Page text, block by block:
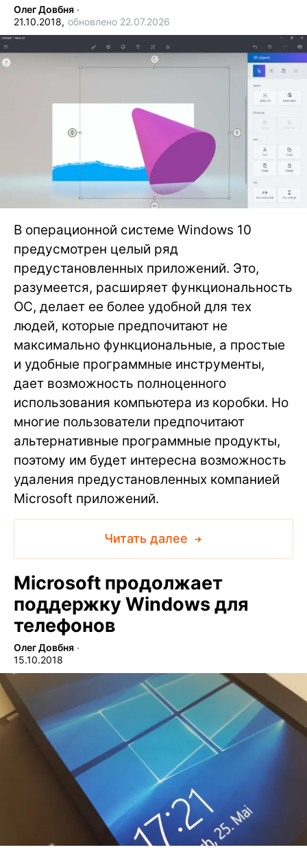
Олег Довбня ∙
21.10.2018, обновлено 22.07.2026
В операционной системе Windows 10
предусмотрен целый ряд
предустановленных приложений. Это,
разумеется, расширяет функциональность
ОС, делает ее более удобной для тех
людей, которые предпочитают не
максимально функциональные, а простые
и удобные программные инструменты,
дает возможность полноценного
использования компьютера из коробки. Но
многие пользователи предпочитают
альтернативные программные продукты,
поэтому им будет интересна возможность
удаления предустановленных компанией
Microsoft приложений.
Читать далее
Microsoft продолжает
поддержку Windows для
телефонов
Олег Довбня ∙
15.10.2018